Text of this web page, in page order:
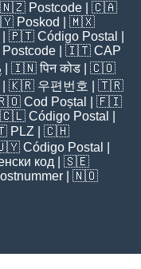
🇳🇿 Postcode | 🇨🇦
Poskod
| 🇲🇽
| 🇵🇹 Código Postal
Postcode | 🇮🇹 CAP
| 🇮🇳पिन कोड | 🇨🇴
| 🇰🇷 우편번호
| 🇹🇷
Cod Poștal
| 🇫🇮
🇨🇱 Código Postal
PLZ | 🇨🇭
Código Postal
код | 🇸🇪
| 🇳🇴